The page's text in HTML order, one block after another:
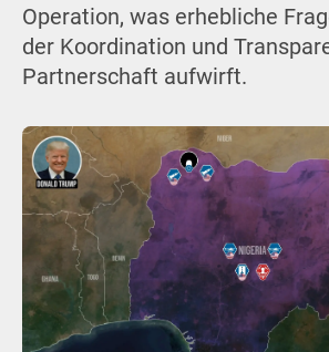
Operation, was erhebliche
der Koordination und
Partnerschaft aufwirft.